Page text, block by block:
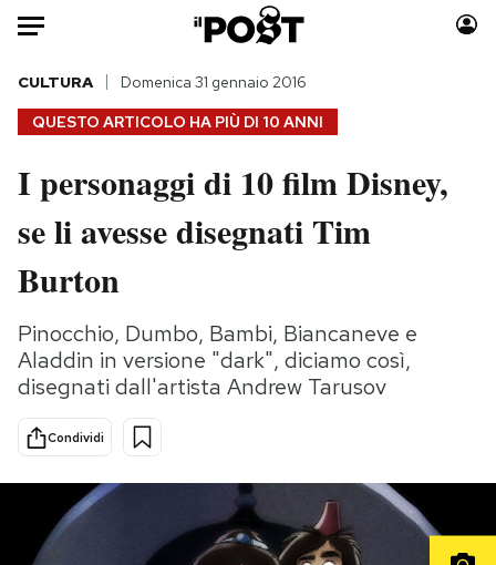
Auto
HOME
Italia
Politica
Tecnologia
Scienza
Cultura
Sport
Moda
Consumismi
Media
Europa
PODCAST
QUESTO ARTICOLO HA PIÙ DI 10 ANNI
CULTURA Domenica 31 gennaio 2016
I personaggi di 10 film Disney,
se li avesse disegnati Tim
Burton
Pinocchio, Dumbo, Bambi, Biancaneve e
Aladdin in versione "dark", diciamo così,
disegnati dall'artista Andrew Tarusov
Condividi